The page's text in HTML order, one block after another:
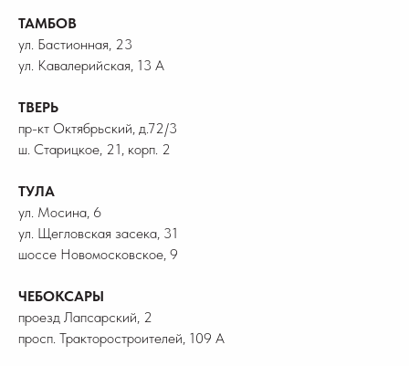
ТАМБОВ
ул. Бастионная, 23
ул. Кавалерийская, 13 А
ТВЕРЬ
пр-кт Октябрьский, д.72/3
ш. Старицкое, 21, корп. 2
ТУЛА
ул. Мосина, 6
ул. Щегловская засека, 31
шоссе Новомосковское, 9
ЧЕБОКСАРЫ
проезд Лапсарский, 2
просп. Тракторостроителей, 109 А